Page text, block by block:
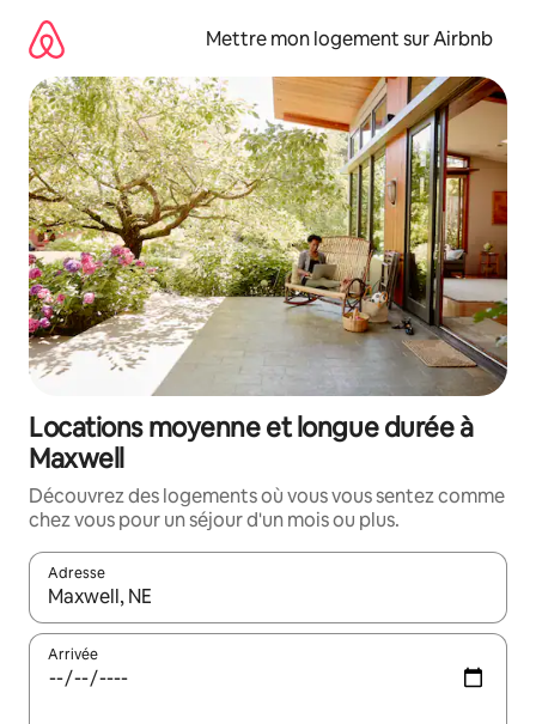
directement
contenu
Mettre mon logement sur Airbnb
Locations moyenne et longue durée à
Maxwell
Découvrez des logements où vous vous sentez comme
chez vous pour un séjour d'un mois ou plus.
Adresse
Lorsque les résultats s'affichent, utilisez les flèches vers le
Arrivée